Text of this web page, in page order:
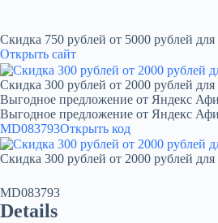
Скидка 750 рублей от 5000 рублей
Открыть сайт
Скидка 300 рублей от 2000 рублей
Выгодное предложение от Яндекс
Выгодное предложение от Яндекс
MD083793Открыть код
Скидка 300 рублей от 2000 рублей
MD083793
Details